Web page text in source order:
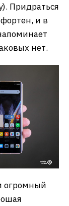
Придраться
и в
нет.
огромный